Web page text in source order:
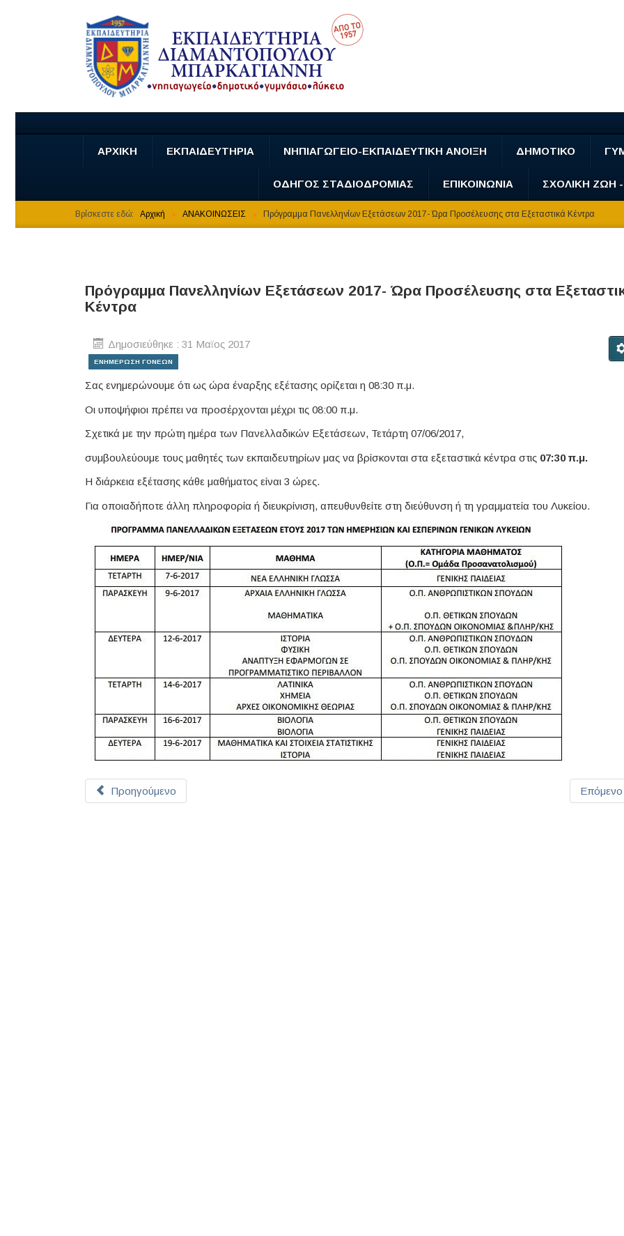
ΑΡΧΙΚΗ ΕΚΠΑΙΔΕΥΤΗΡΙΑ ΝΗΠΙΑΓΩΓΕΙΟ-ΕΚΠΑΙΔΕΥΤΙΚΗ ΑΝΟΙΞΗ ΔΗΜΟΤΙΚΟ
ΟΔΗΓΟΣ ΣΤΑΔΙΟΔΡΟΜΙΑΣ ΕΠΙΚΟΙΝΩΝΙΑ ΣΧΟΛΙΚΗ ΖΩΗ
Βρίσκεστε εδώ: Αρχική ΑΝΑΚΟΙΝΩΣΕΙΣ Πρόγραμμα Πανελληνίων Εξετάσεων 2017- Ώρα Προσέλευσης στα Εξεταστικά Κέντρα
Πρόγραμμα Πανελληνίων Εξετάσεων 2017- Ώρα Προσέλευσης στα
Κέντρα
Δημοσιεύθηκε : 31 Μαϊος 2017
ΕΝΗΜΕΡΩΣΗ ΓΟΝΕΩΝ
Σας ενημερώνουμε ότι ως ώρα έναρξης εξέτασης ορίζεται η 08:30 π.μ.
Οι υποψήφιοι πρέπει να προσέρχονται μέχρι τις 08:00 π.μ.
Σχετικά με την πρώτη ημέρα των Πανελλαδικών Εξετάσεων, Τετάρτη 07/06/2017,
συμβουλεύουμε τους μαθητές των εκπαιδευτηρίων μας να βρίσκονται στα εξεταστικά κέντρα στις 07:30 π.μ.
Η διάρκεια εξέτασης κάθε μαθήματος είναι 3 ώρες.
Για οποιαδήποτε άλλη πληροφορία ή διευκρίνιση, απευθυνθείτε στη διεύθυνση ή τη γραμματεία του Λυκείου.
Προηγούμενο Επόμενο